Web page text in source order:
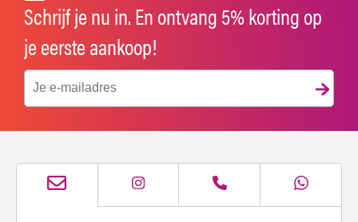
Schrijf je nu in. En ontvang 5% korting op
je eerste aankoop!